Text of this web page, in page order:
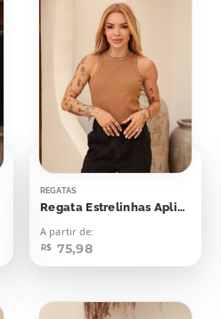
REGATAS
Regata Estrelinhas Aplicação
A partir de:
R$ 75,98